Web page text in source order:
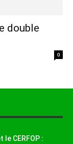
double
0
CERFOP :